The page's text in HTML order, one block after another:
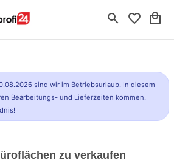
search favorite_border local_mall
sind wir im Betriebsurlaub. In diesem
Bearbeitungs- und Lieferzeiten kommen.
zu verkaufen